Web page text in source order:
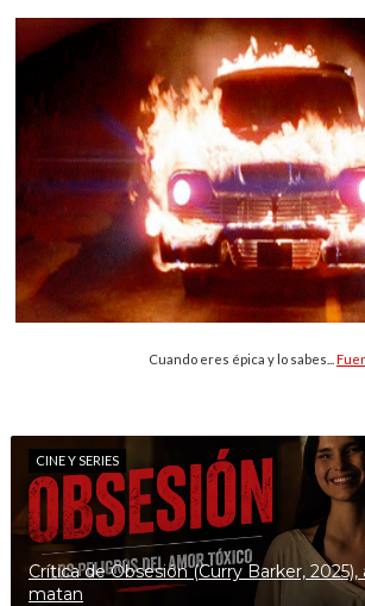
Cuando eres épica y lo sabes...
CINE Y SERIES
Crítica de Obsesión (Curry Barker,
matan